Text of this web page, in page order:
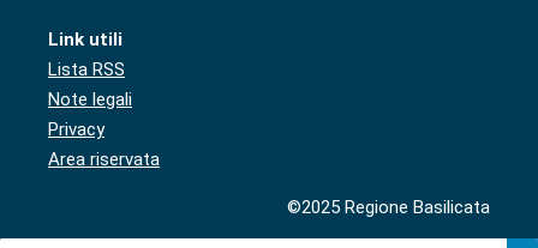
Link utili
Lista RSS
Note legali
Privacy
Area riservata
©2025 Regione Basilicata